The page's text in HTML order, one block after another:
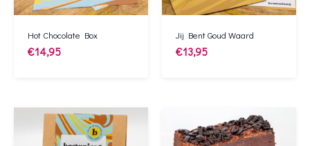
Hot Chocolate Box
€14,95
Jij Bent Goud Waard
€13,95